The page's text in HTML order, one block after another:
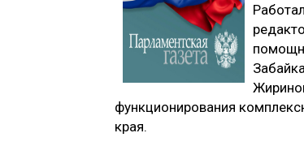
функционирования
края.